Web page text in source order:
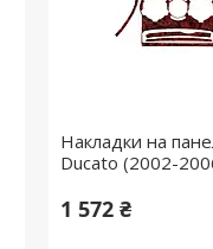
Накладки на
Ducato (2002-
1 572 ₴